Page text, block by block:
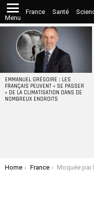
Menu
France Santé
STORIES
EMMANUEL GRÉGOIRE : LES
FRANÇAIS PEUVENT « SE PASSER
» DE LA CLIMATISATION DANS DE
NOMBREUX ENDROITS
You are here:
Home France Moquée par les internautes, l’IA française « Lucie » conçue avec le